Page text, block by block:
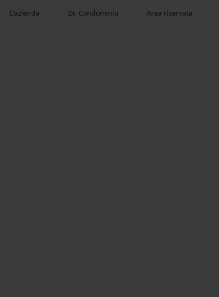
L'azienda Dr. Condominio Area riservata